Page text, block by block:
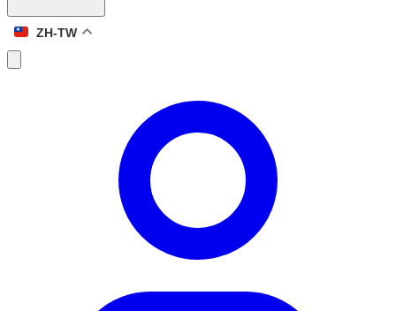
ZH-TW